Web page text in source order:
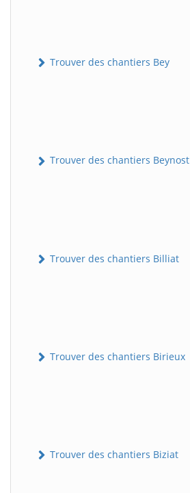
Trouver des chantiers Bey
Trouver des chantiers Beynost
Trouver des chantiers Billiat
Trouver des chantiers Birieux
Trouver des chantiers Biziat